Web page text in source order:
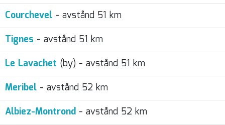
Courchevel - avstånd 51 km
Tignes - avstånd 51 km
Le Lavachet (by) - avstånd 51 km
Meribel - avstånd 52 km
Albiez-Montrond - avstånd 52 km